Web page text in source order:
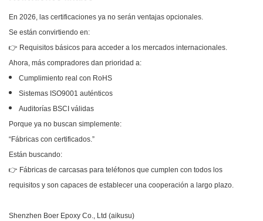
En 2026, las certificaciones ya no serán ventajas opcionales.
Se están convirtiendo en:
👉 Requisitos básicos para acceder a los mercados internacionales.
Ahora, más compradores dan prioridad a:
Cumplimiento real con RoHS
Sistemas ISO9001 auténticos
Auditorías BSCI válidas
Porque ya no buscan simplemente:
“Fábricas con certificados.”
Están buscando:
👉 Fábricas de carcasas para teléfonos que cumplen con todos los
requisitos y son capaces de establecer una cooperación a largo plazo.
Shenzhen Boer Epoxy Co., Ltd (aikusu)